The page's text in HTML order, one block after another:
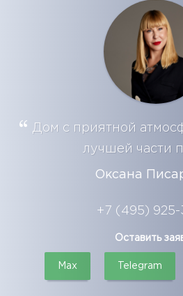
Дом с приятной
лучшей части
Оксана
+7 (495) 925-
Оставить
Max Telegram